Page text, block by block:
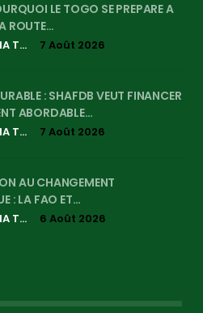
LE TOGO SE PREPARE A
ROUTE…
EPLUS MEDIA TV 7 Août 2026
: SHAFDB VEUT FINANCER
ABORDABLE…
EPLUS MEDIA TV 7 Août 2026
AU CHANGEMENT
: LA FAO ET…
EPLUS MEDIA TV 6 Août 2026